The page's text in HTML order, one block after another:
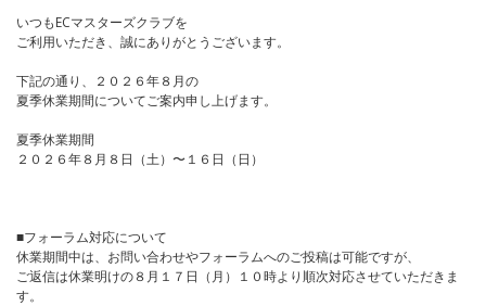
いつもECマスターズクラブを
ご利用いただき、誠にありがとうございます。
下記の通り、２０２６年８月の
夏季休業期間についてご案内申し上げます。
夏季休業期間
２０２６年８月８日（土）〜１６日（日）
■フォーラム対応について
休業期間中は、お問い合わせやフォーラムへのご投稿は可能ですが、
ご返信は休業明けの８月１７日（月）１０時より順次対応させていただきま
す。